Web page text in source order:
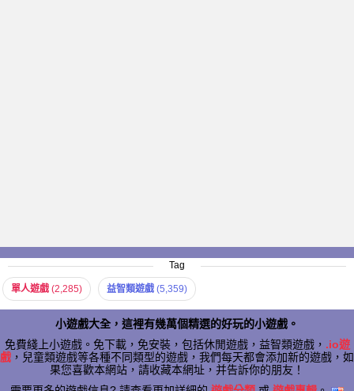
Tag
單人遊戲 (2,285) 益智類遊戲 (5,359)
小遊戲大全，這裡有幾萬個精選的好玩的小遊戲。
免費綫上小遊戲。免下載，免安裝，包括休閒遊戲，益智類遊戲， .io遊
戲 ，兒童類遊戲等各種不同類型的遊戲，我們每天都會添加新的遊戲，如
果您喜歡本網站，請收藏本網址，并告訴你的朋友！